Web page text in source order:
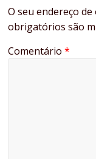
O seu endereço
obrigatórios são
Comentário*